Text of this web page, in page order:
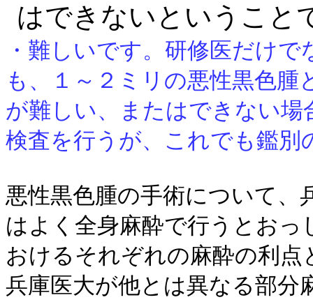
はできないということ
・難しいです。研修医だけ
も、１～２ミリの悪性黒色
が難しい、またはできない
検査を行うが、これでも鑑別
悪性黒色腫の手術について、
はよく全身麻酔で行うとお
おけるそれぞれの麻酔の利
兵庫医大が他とは異なる部分